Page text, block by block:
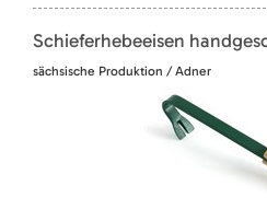
Schieferhebeeisen
sächsische Produktion / Adner